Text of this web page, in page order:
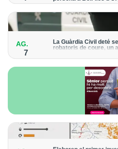
forma progressiva
AG.
7
La Guàrdia Civil deté
robatoris de coure, un